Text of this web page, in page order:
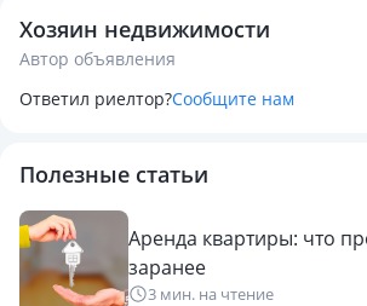
Хозяин недвижимости
Автор объявления
Ответил риелтор?Сообщите нам
Полезные статьи
Аренда квартиры: что
заранее
3 мин. на чтение